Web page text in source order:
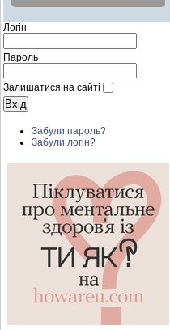
Логін
Пароль
Залишатися на сайті
Забули пароль?
Забули логін?